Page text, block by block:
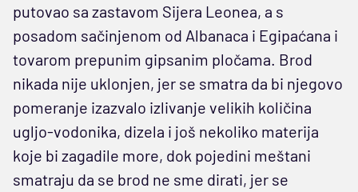
putovao sa zastavom Sijera Leonea, a s
posadom sačinjenom od Albanaca i Egipaćana i
tovarom prepunim gipsanim pločama. Brod
nikada nije uklonjen, jer se smatra da bi njegovo
pomeranje izazvalo izlivanje velikih količina
ugljo-vodonika, dizela i još nekoliko materija
koje bi zagadile more, dok pojedini meštani
smatraju da se brod ne sme dirati, jer se